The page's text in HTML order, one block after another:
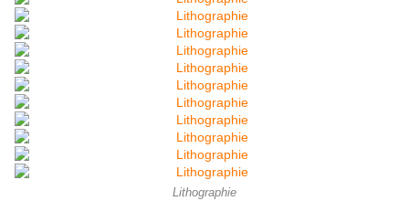
Lithographie